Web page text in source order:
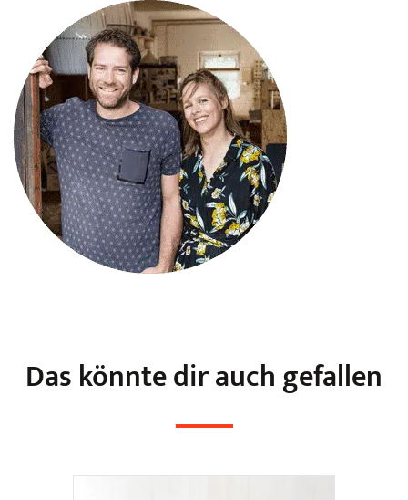
Das könnte dir auch gefallen